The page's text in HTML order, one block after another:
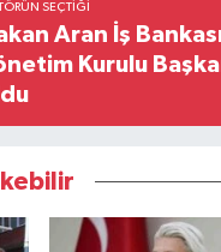
SEÇTIĞI
Aran İş
Kurulu